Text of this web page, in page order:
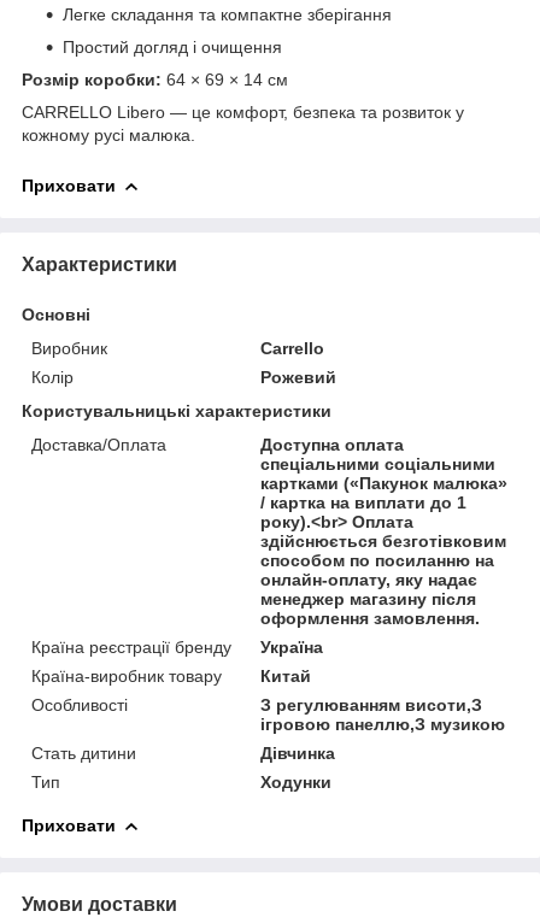
Легке складання та компактне зберігання
Простий догляд і очищення
Розмір коробки: 64 × 69 × 14 см
CARRELLO Libero — це комфорт, безпека та розвиток у
кожному русі малюка.
Приховати
Характеристики
Основні
Виробник
Carrello
Колір
Рожевий
Користувальницькі характеристики
Доставка/Оплата
Доступна оплата
спеціальними соціальними
картками («Пакунок малюка»
/ картка на виплати до 1
року).<br> Оплата
здійснюється безготівковим
способом по посиланню на
онлайн-оплату, яку надає
менеджер магазину після
оформлення замовлення.
Країна реєстрації бренду
Україна
Країна-виробник товару
Китай
Особливості
З регулюванням висоти,З
ігровою панеллю,З музикою
Стать дитини
Дівчинка
Тип
Ходунки
Приховати
Умови доставки